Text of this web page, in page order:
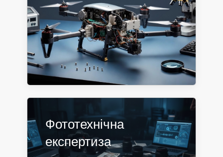
Фототехнічна
експертиза